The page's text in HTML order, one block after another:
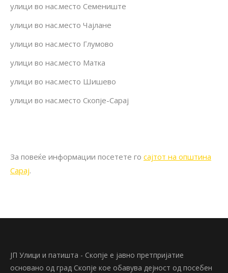
улици во нас.место Семениште
улици во нас.место Чајлане
улици во нас.место Глумово
улици во нас.место Матка
улици во нас.место Шишево
улици во нас.место Скопје-Сарај
За повеќе информации посетете го сајтот на општина
Сарај.
ЈП Улици и патишта - Скопје е јавно претпријатие
основано од град Скопје кое обавува дејност од посебен